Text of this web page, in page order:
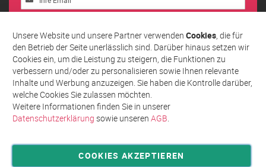
Sie
unseren
Newsletter
an:
Abonnieren
Privatsphäre und Datenschutz
Unsere Website und unsere Partner verwenden Cookies, die für
den Betrieb der Seite unerlässlich sind. Darüber hinaus setzen wir
Cookies ein, um die Leistung zu steigern, die Funktionen zu
verbessern und/oder zu personalisieren sowie Ihnen relevante
Inhalte und Werbung anzuzeigen. Sie haben die Kontrolle darüber,
welche Cookies Sie zulassen möchten.
Weitere Informationen finden Sie in unserer
Datenschutzerklärung sowie unseren AGB.
COOKIES AKZEPTIEREN